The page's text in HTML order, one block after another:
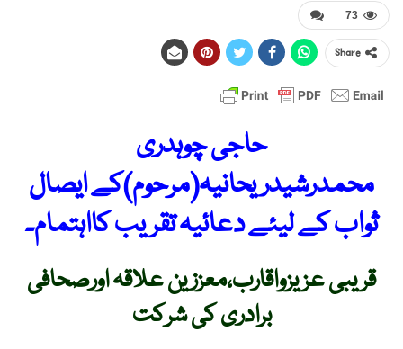
73
Share
حاجی چوہدری
محمدرشیدریحانیہ(مرحوم)کے ایصال
ثواب کے لیئے دعائیہ تقریب کااہتمام۔
قریبی عزیزواقارب،معززین علاقہ اورصحافی
برادری کی شرکت